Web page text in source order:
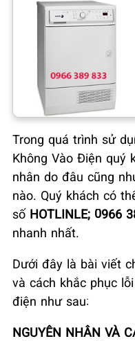
Trong quá trình sử
Không Vào Điện quý
nhân do đâu cũng
nào. Quý khách có
số HOTLINLE; 0966
nhanh nhất.
Dưới đây là bài viết
và cách khắc phục
điện như sau:
NGUYÊN NHÂN VÀ